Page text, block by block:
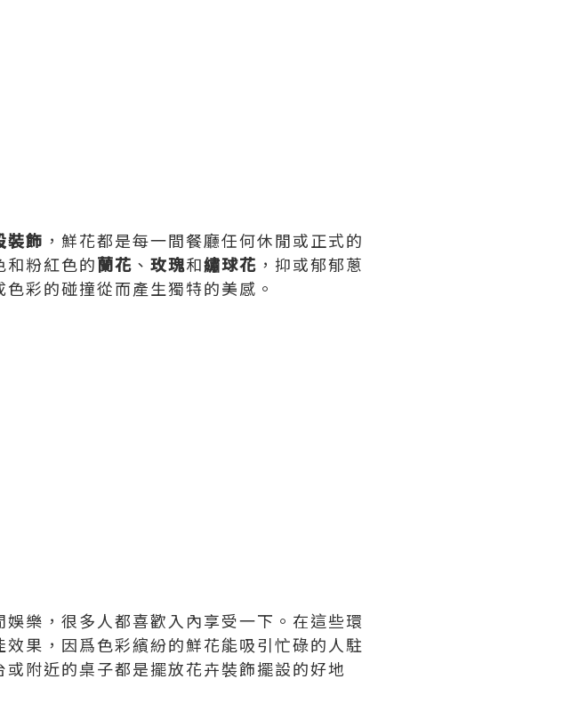
裝飾 ，鮮花都是每一間餐廳任何休閒或正式的
粉紅色的蘭花 、 玫瑰和繡球花 ，抑或郁郁蔥
彩的碰撞從而產生獨特的美感。
樂，很多人都喜歡入內享受一下。在這些環
效果，因爲色彩繽紛的鮮花能吸引忙碌的人駐
附近的桌子都是擺放花卉裝飾擺設的好地